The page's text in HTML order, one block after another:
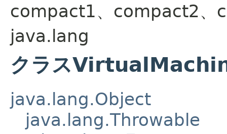
compact1、compact2、
java.lang
クラス
java.lang.Object
java.lang.Throwable